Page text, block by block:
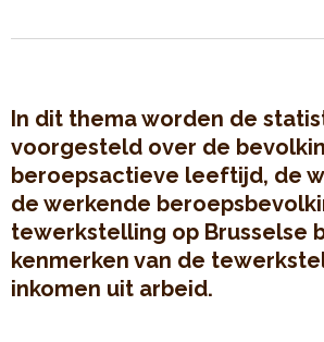
In dit thema worden de
voorgesteld over de
beroepsactieve leeftijd, de
de werkende
tewerkstelling op Brusselse
kenmerken van de
inkomen uit arbeid.